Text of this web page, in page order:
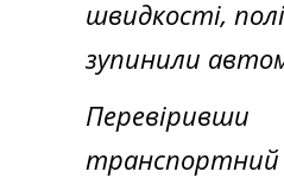
швидкості,
зупинили
Перевіривши
транспортний